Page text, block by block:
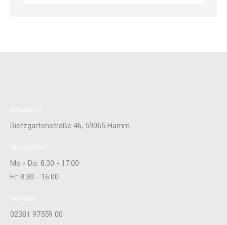
Rietzgartenstraße 46, 59065 Hamm
Mo - Do: 8.30 - 17:00
Fr: 8:30 - 16:00
02381 97559 00